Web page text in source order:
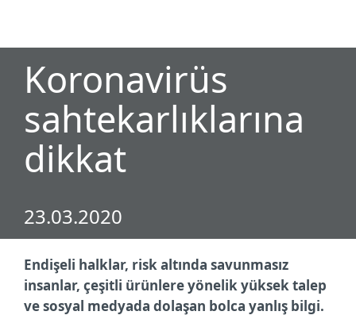
Koronavirüs
sahtekarlıklarına
dikkat
23.03.2020
Endişeli halklar, risk altında savunmasız
insanlar, çeşitli ürünlere yönelik yüksek talep
ve sosyal medyada dolaşan bolca yanlış bilgi.